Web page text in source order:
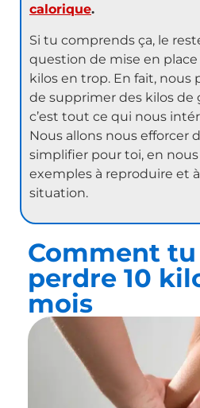
calorique.
Si tu comprends ça, le
question de mise en
kilos en trop. En fait, nous
de supprimer des kilos de
c’est tout ce qui nous
Nous allons nous efforcer
simplifier pour toi, en
exemples à reproduire et
situation.
Comment
perdre 10
mois